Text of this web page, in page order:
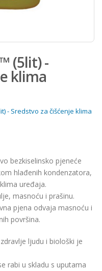
(5lit) -
klima
- Sredstvo za čišćenje klima
bezkiselinsko pjeneće
hlađenih kondenzatora,
uređaja.
masnoću i prašinu.
pjena odvaja masnoću i
površina.
ljudu i biološki je
rabi u skladu s uputama